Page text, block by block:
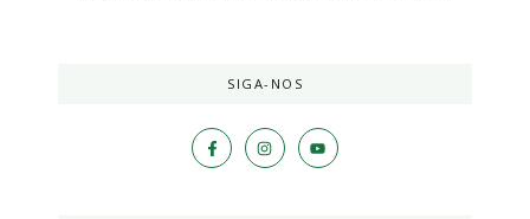
SIGA-NOS